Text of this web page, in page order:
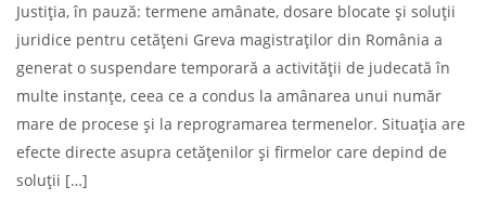
Justiția, în pauză: termene amânate, dosare blocate și soluții
juridice pentru cetățeni Greva magistraților din România a
generat o suspendare temporară a activității de judecată în
multe instanțe, ceea ce a condus la amânarea unui număr
mare de procese și la reprogramarea termenelor. Situația are
efecte directe asupra cetățenilor și firmelor care depind de
soluții […]